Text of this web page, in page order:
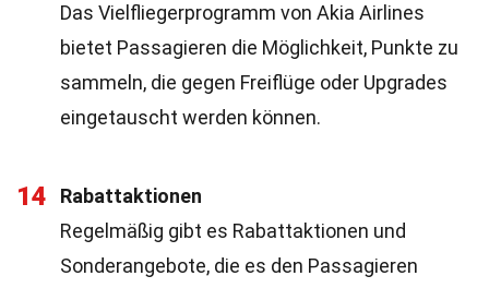
Das Vielfliegerprogramm von Akia Airlines
bietet Passagieren die Möglichkeit, Punkte zu
sammeln, die gegen Freiflüge oder Upgrades
eingetauscht werden können.
14
Rabattaktionen
Regelmäßig gibt es Rabattaktionen und
Sonderangebote, die es den Passagieren